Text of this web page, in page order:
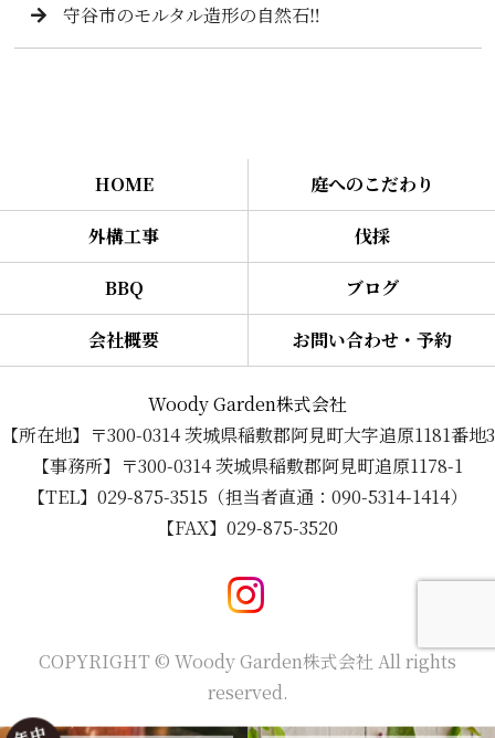
守谷市のモルタル造形の自然石‼️
HOME 庭へのこだわり
外構工事 伐採
BBQ ブログ
会社概要 お問い合わせ・予約
Woody Garden株式会社
【所在地】〒300-0314 茨城県稲敷郡阿見町大字追原1181番地3
【事務所】〒300-0314 茨城県稲敷郡阿見町追原1178-1
【TEL】029-875-3515（担当者直通：090-5314-1414）
【FAX】029-875-3520
COPYRIGHT © Woody Garden株式会社 All rights
reserved.